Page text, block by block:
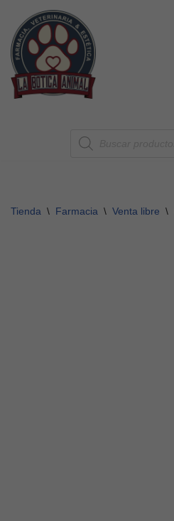
Saltar
al
contenido
Tienda \ Farmacia \ Venta libre \